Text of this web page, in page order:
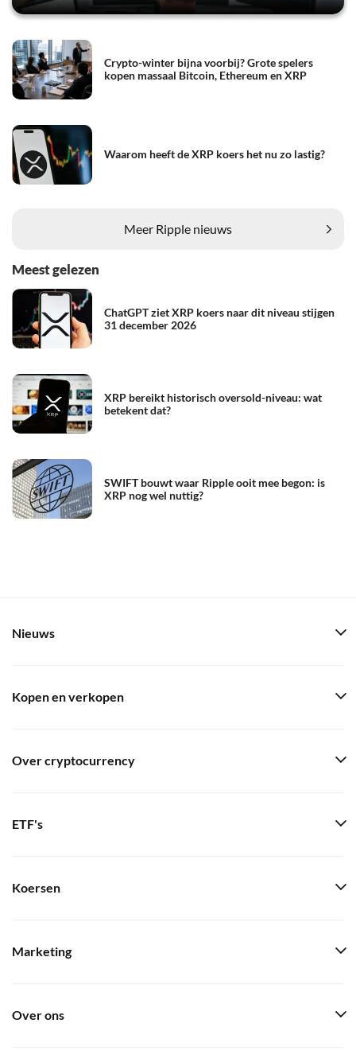
Crypto-winter bijna voorbij? Grote spelers
kopen massaal Bitcoin, Ethereum en XRP
Waarom heeft de XRP koers het nu zo lastig?
Meer Ripple nieuws
Meest gelezen
ChatGPT ziet XRP koers naar dit niveau stijgen
31 december 2026
XRP bereikt historisch oversold-niveau: wat
betekent dat?
SWIFT bouwt waar Ripple ooit mee begon: is
XRP nog wel nuttig?
Nieuws
Kopen en verkopen
Over cryptocurrency
ETF's
Koersen
Marketing
Over ons